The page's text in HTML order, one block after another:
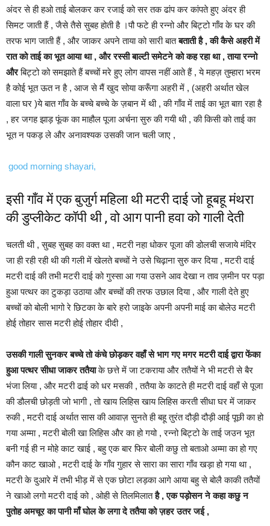
अंदर से ही हओ ताई बोलकर कर रजाई को सर तक ढांप कर कांपते हुए अंदर ही
सिमट जाती हैं , जैसे तैसे सुबह होती है ।पौ फटे ही रन्नो और बिट्टो गाँव के घर की
तरफ भाग जाती हैं , और जाकर अपने ताया को सारी बातबताती है , की कैसे अहरी में
रात को ताई का भूत आया था , और रस्सी बाल्टी समेटने को कह रहा था , ताया रन्नो
औरबिट्टो को समझाते हैं बच्चों मरे हुए लोग वापस नहीं आते हैं , ये महज़ तुम्हारा भरम
है कोई भूत ऊत न है , आज से मैं खुद सोया करूँगा अहरी में , (अहरी अर्थात खेल
वाला घर )ये बात गाँव के बच्चे बच्चे के ज़बान में थी , की गाँव में ताई का भूत बाग़ रहा है
, हर जगह झाड़ फूंक का माहौल पूजा अर्चना सुरु की गयी थी , की किसी को ताई का
भूत न पकड़ ले और अनावश्यक उसकी जान चली जाए ,
good morning shayari,
इसी गाँव में एक बुजुर्ग महिला थी मटरी दाई जो हूबहू मंथरा
की डुप्लीकेट कॉपी थी , वो आग पानी हवा को गाली देती
चलती थी , सुबह सुबह का वक्त था , मटरी नहा धोकर पूजा की डोलची सजाये मंदिर
जा ही रही रही थी की गली में खेलते बच्चों ने उसे चिढ़ाना सुरु कर दिया , मटरी दाई
मटरी दाई की तभी मटरी दाई को गुस्सा आ गया उसने आव देखा न ताव ज़मीन पर पड़ा
हुआ पत्थर का टुकड़ा उठाया और बच्चों की तरफ उछाल दिया , और गाली देते हुए
बच्चों को बोली भागो रे छिटका के बारे हरो जाइके अपनी अपनी माई का बोलेउ मटरी
होई तोहार सास मटरी होई तोहार दीदी ,
उसकी गाली सुनकर बच्चे तो कंचे छोड़कर वहाँ से भाग गए मगर मटरी दाई द्वारा फेंका
हुआ पत्थर सीधा जाकर ततैयाके छत्ते में जा टकराया और ततैयों ने भी मटरी से बैर
भंजा लिया , और मटरी ढाई को धर मसकी , ततैया के काटते ही मटरी दाई वहाँ से पूजा
की डौलची छोड़ती जो भागी , तो खाय लिहिस खाय लिहिस करती सीधा घर में जाकर
रुकी , मटरी दाई अर्थात सास की आवाज़ सुनते ही बहू तुरंत दौड़ी दौड़ी आई पूछी का हो
गया अम्मा , मटरी बोली खा लिहिस और का हो गयो , रन्नो बिट्टो के ताई जउन भूत
बनी गई ही न मोहे काट खाई , बहु एक बार फिर बोली कछु तो बताओ अम्मा का हो गए
कौन काट खाओ , मटरी दाई के गाँव गुहार से सारा का सारा गाँव खड़ा हो गया था ,
मटरी के दुआरे में तभी भीड़ में से एक छोटा लड़का आगे आया बहु से बोलै काकी ततैयों
ने खाओ लगो मटरी दाई को , ओही से तिलमिलातहै , एक पड़ोसन ने कहा कछु न
पुतोह अमचूर का पानी माँ घोल के लगा दे ततैया को ज़हर उतर जई ,